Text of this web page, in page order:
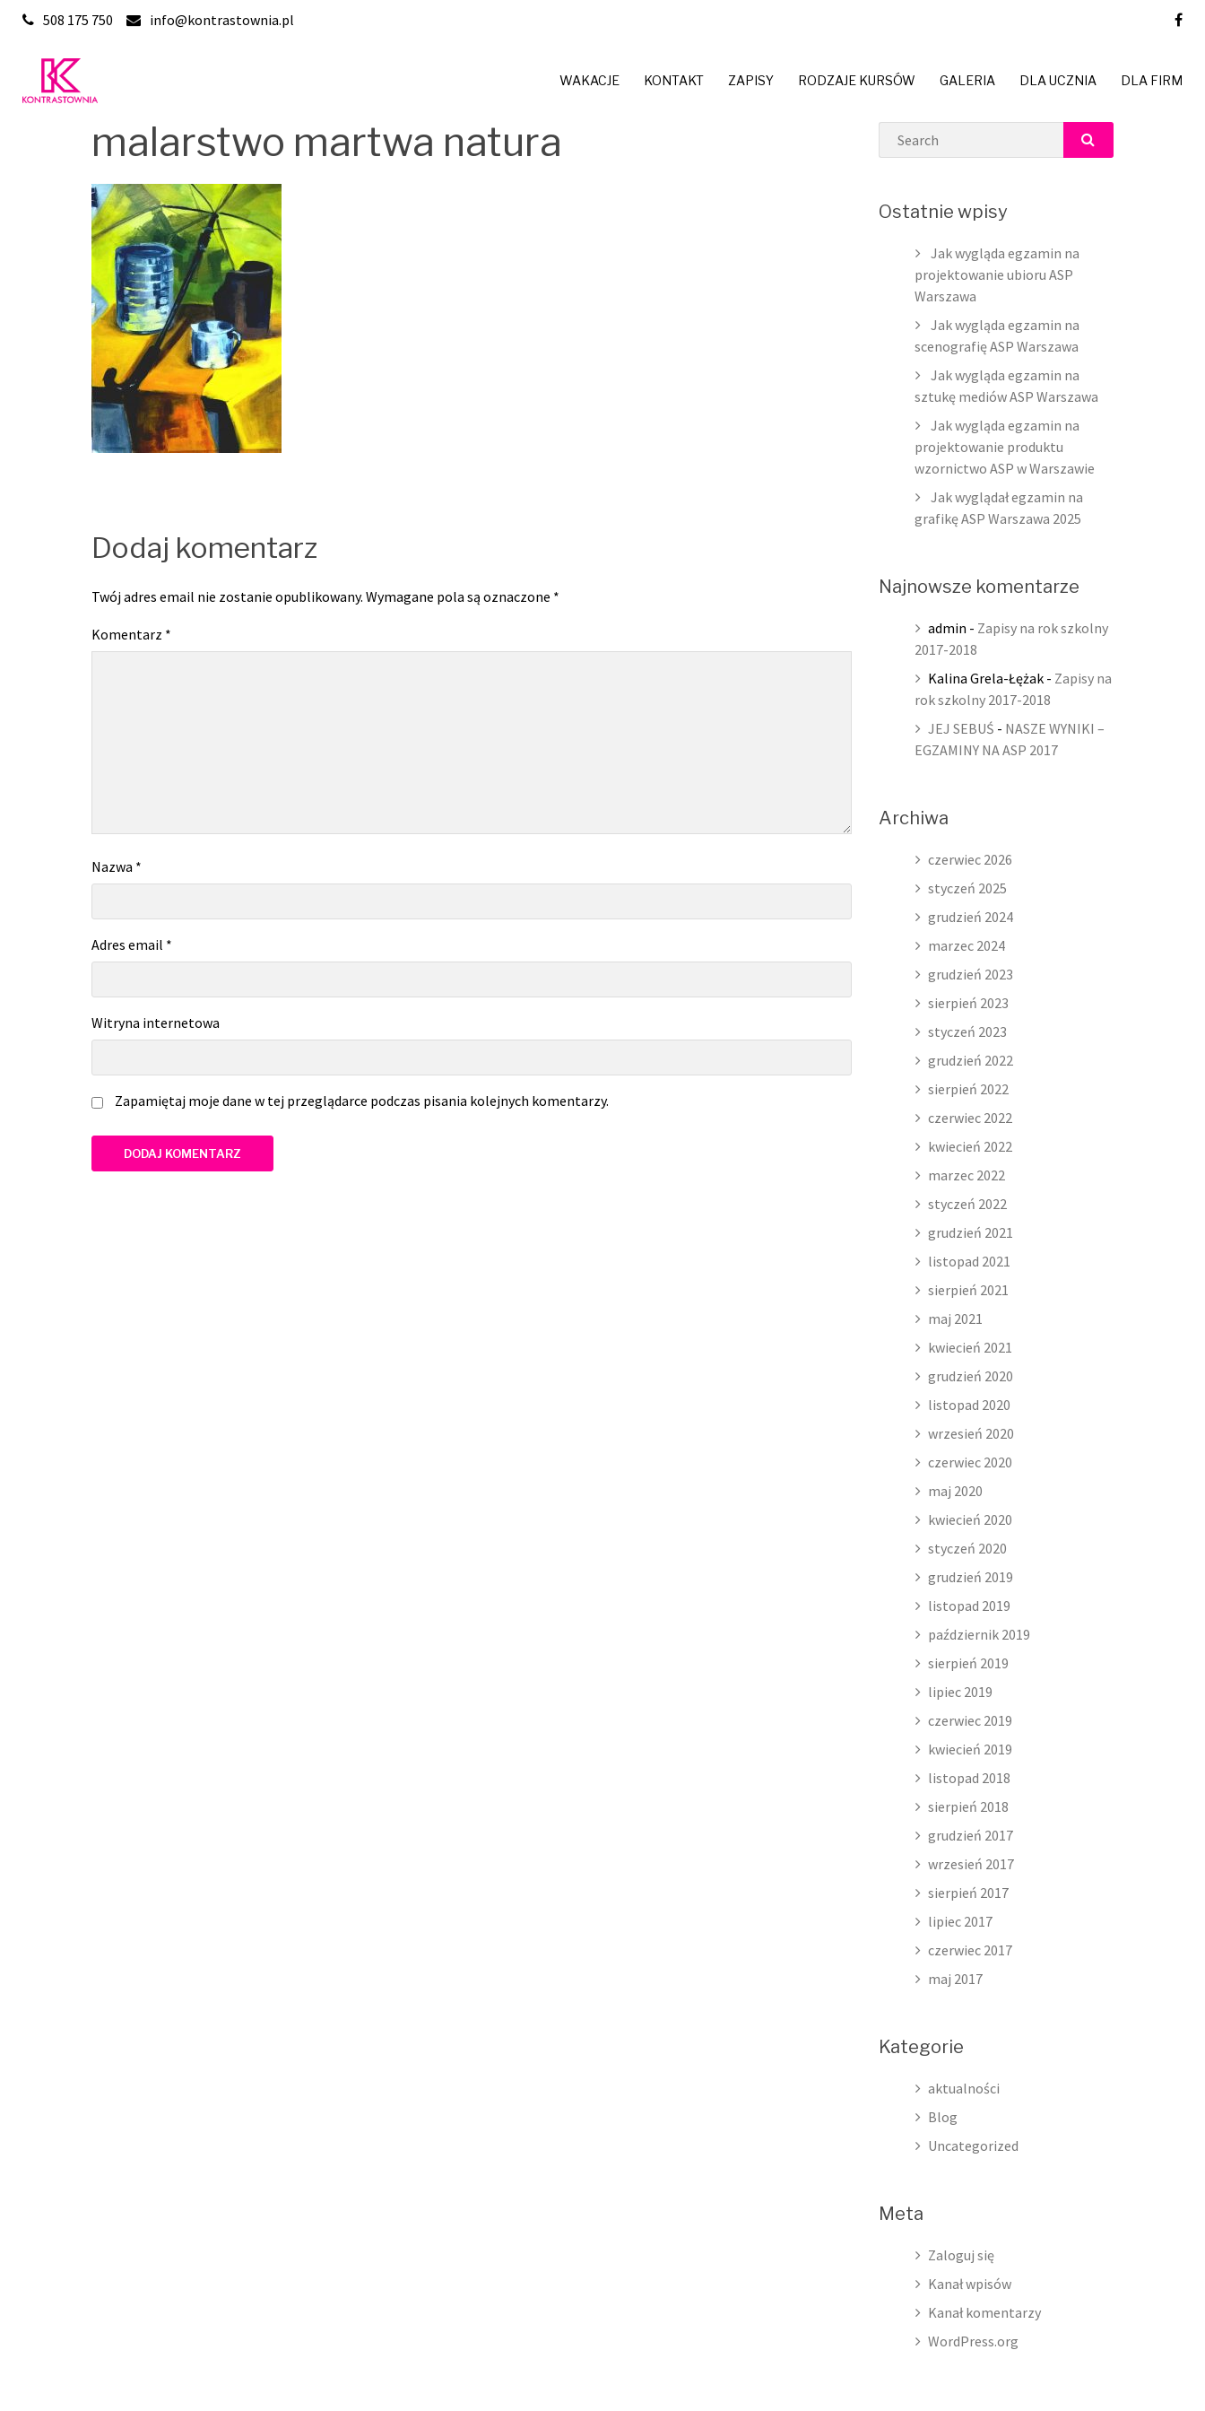
Skip
508 175 750 info@kontrastownia.pl
WAKACJE KONTAKT ZAPISY RODZAJE KURSÓW GALERIA DLA UCZNIA DLA FIRM
malarstwo martwa natura
Dodaj komentarz
Twój adres email nie zostanie opublikowany. Wymagane pola są oznaczone *
Komentarz *
Nazwa *
Adres email *
Witryna internetowa
Zapamiętaj moje dane w tej przeglądarce podczas pisania kolejnych komentarzy.
Search
SEARCH
Ostatnie wpisy
Jak wygląda egzamin na
projektowanie ubioru ASP
Warszawa
Jak wygląda egzamin na
scenografię ASP Warszawa
Jak wygląda egzamin na
sztukę mediów ASP Warszawa
Jak wygląda egzamin na
projektowanie produktu
wzornictwo ASP w Warszawie
Jak wyglądał egzamin na
grafikę ASP Warszawa 2025
Najnowsze komentarze
admin - Zapisy na rok szkolny
2017-2018
Kalina Grela-Łężak- Zapisy na
rok szkolny 2017-2018
JEJ SEBUŚ - NASZE WYNIKI –
EGZAMINY NA ASP 2017
Archiwa
czerwiec 2026
styczeń 2025
grudzień 2024
marzec 2024
grudzień 2023
sierpień 2023
styczeń 2023
grudzień 2022
sierpień 2022
czerwiec 2022
kwiecień 2022
marzec 2022
styczeń 2022
grudzień 2021
listopad 2021
sierpień 2021
maj 2021
kwiecień 2021
grudzień 2020
listopad 2020
wrzesień 2020
czerwiec 2020
maj 2020
kwiecień 2020
styczeń 2020
grudzień 2019
listopad 2019
październik 2019
sierpień 2019
lipiec 2019
czerwiec 2019
kwiecień 2019
listopad 2018
sierpień 2018
grudzień 2017
wrzesień 2017
sierpień 2017
lipiec 2017
czerwiec 2017
maj 2017
Kategorie
aktualności
Blog
Uncategorized
Meta
Zaloguj się
Kanał wpisów
Kanał komentarzy
WordPress.org